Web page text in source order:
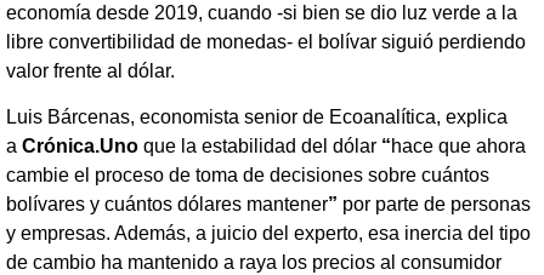
economía desde 2019, cuando -si bien se dio luz verde a la
libre convertibilidad de monedas- el bolívar siguió perdiendo
valor frente al dólar.
Luis Bárcenas, economista senior de Ecoanalítica, explica
a Crónica.Uno que la estabilidad del dólar “hace que ahora
cambie el proceso de toma de decisiones sobre cuántos
bolívares y cuántos dólares mantener” por parte de personas
y empresas. Además, a juicio del experto, esa inercia del tipo
de cambio ha mantenido a raya los precios al consumidor